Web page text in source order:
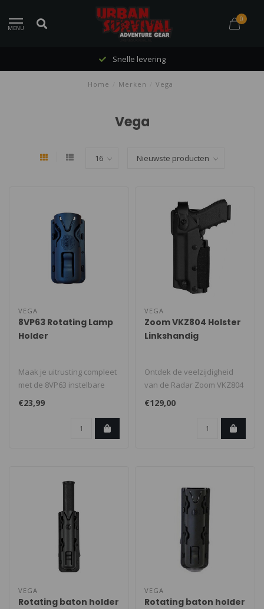
MENU
0
Snelle levering
Home Merken Vega
Vega
VEGA
8VP63 Rotating Lamp
Holder
Maak je uitrusting compleet
met de 8VP63 instelbare
lamphouder in zwart. Deze
€23,99
VEGA
Zoom VKZ804 Holster
Linkshandig
Ontdek de veelzijdigheid
van de Radar Zoom VKZ804
holster, speciaal ontworpen
€129,00
VEGA
Rotating baton holder
VEGA
Rotating baton holder